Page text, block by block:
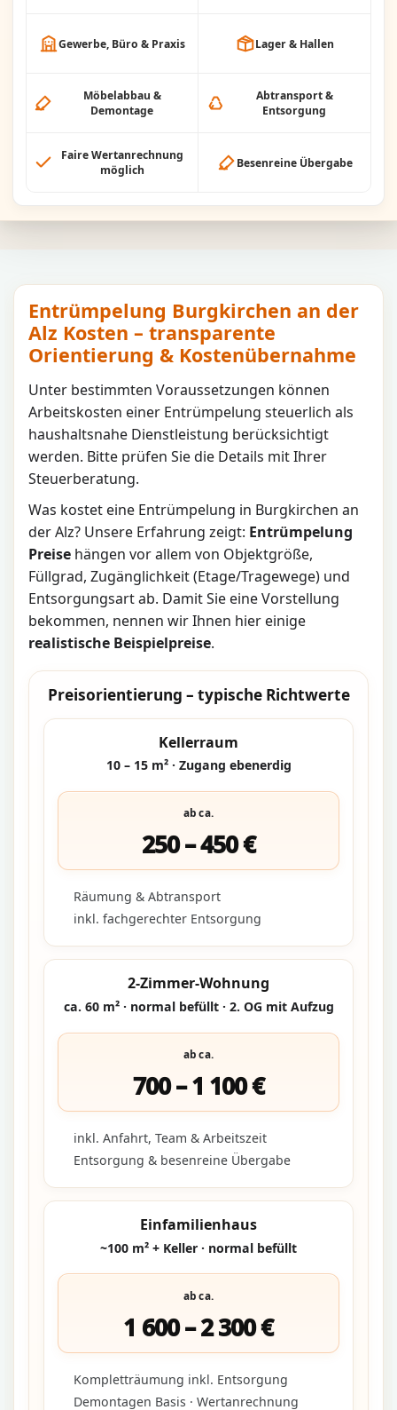
Gewerbe, Büro & Praxis Lager & Hallen
Möbelabbau &
Demontage
Abtransport &
Entsorgung
Faire Wertanrechnung
möglich
Besenreine Übergabe
Entrümpelung Burgkirchen an der
Alz Kosten – transparente
Orientierung & Kostenübernahme
Unter bestimmten Voraussetzungen können
Arbeitskosten einer Entrümpelung steuerlich als
haushaltsnahe Dienstleistung berücksichtigt
werden. Bitte prüfen Sie die Details mit Ihrer
Steuerberatung.
Was kostet eine Entrümpelung in Burgkirchen an
der Alz? Unsere Erfahrung zeigt: Entrümpelung
Preise hängen vor allem von Objektgröße,
Füllgrad, Zugänglichkeit (Etage/Tragewege) und
Entsorgungsart ab. Damit Sie eine Vorstellung
bekommen, nennen wir Ihnen hier einige
realistische Beispielpreise.
Preisorientierung – typische Richtwerte
Kellerraum
10 – 15 m² · Zugang ebenerdig
ab ca.
250 – 450 €
Räumung & Abtransport
inkl. fachgerechter Entsorgung
2-Zimmer-Wohnung
ca. 60 m² · normal befüllt · 2. OG mit Aufzug
ab ca.
700 – 1 100 €
inkl. Anfahrt, Team & Arbeitszeit
Entsorgung & besenreine Übergabe
Einfamilienhaus
~100 m² + Keller · normal befüllt
ab ca.
1 600 – 2 300 €
Kompletträumung inkl. Entsorgung
Demontagen Basis · Wertanrechnung